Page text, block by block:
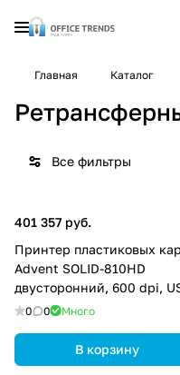
Главная Каталог
Все фильтры
401 357 руб.
Принтер пластиковых
Advent SOLID-810HD
двусторонний, 600 dpi,
Ethernet ASOL8HD
0 0 Много
В корзину